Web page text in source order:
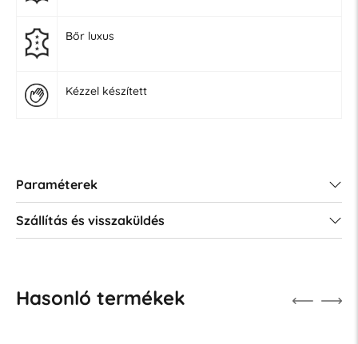
Bőr luxus
Kézzel készített
Paraméterek
Szállítás és visszaküldés
Hasonló termékek